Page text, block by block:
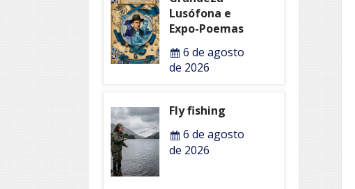
Lusófona e
Expo-Poemas
6 de agosto
de 2026
Fly fishing
6 de agosto
de 2026